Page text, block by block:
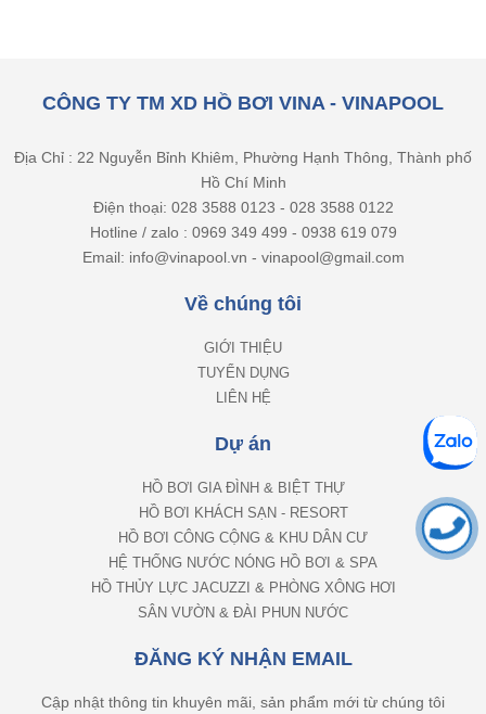
CÔNG TY TM XD HỒ BƠI VINA - VINAPOOL
Địa Chỉ : 22 Nguyễn Bỉnh Khiêm, Phường Hạnh Thông, Thành phố
Hồ Chí Minh
Điện thoại: 028 3588 0123 - 028 3588 0122
Hotline / zalo : 0969 349 499 - 0938 619 079
Email: info@vinapool.vn - vinapool@gmail.com
Về chúng tôi
GIỚI THIỆU
TUYỂN DỤNG
LIÊN HỆ
Dự án
HỒ BƠI GIA ĐÌNH & BIỆT THỰ
HỒ BƠI KHÁCH SẠN - RESORT
HỒ BƠI CÔNG CỘNG & KHU DÂN CƯ
HỆ THỐNG NƯỚC NÓNG HỒ BƠI & SPA
HỒ THỦY LỰC JACUZZI & PHÒNG XÔNG HƠI
SÂN VƯỜN & ĐÀI PHUN NƯỚC
ĐĂNG KÝ NHẬN EMAIL
Cập nhật thông tin khuyên mãi, sản phẩm mới từ chúng tôi